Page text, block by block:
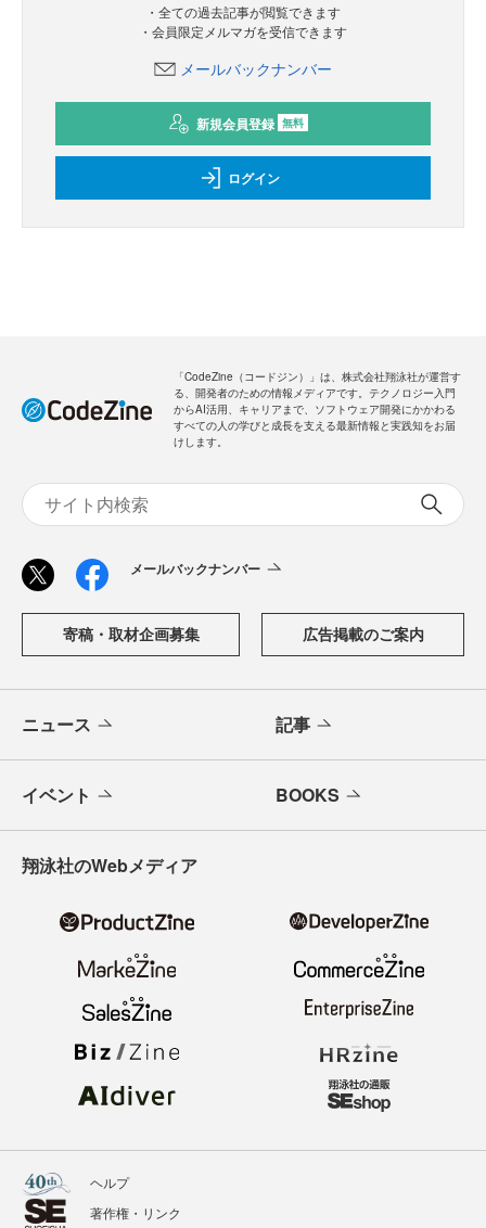
・全ての過去記事が閲覧できます
・会員限定メルマガを受信できます
メールバックナンバー
新規会員登録 無料
ログイン
「CodeZine（コードジン）」は、株式会社翔泳社が運営す
る、開発者のための情報メディアです。テクノロジー入門
からAI活用、キャリアまで、ソフトウェア開発にかかわる
すべての人の学びと成長を支える最新情報と実践知をお届
けします。
メールバックナンバー
寄稿・取材企画募集 広告掲載のご案内
ニュース 記事
イベント BOOKS
翔泳社のWebメディア
ヘルプ
著作権・リンク